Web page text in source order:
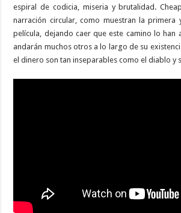
espiral de codicia, miseria y brutalidad.
narración circular, como muestran la primera
película, dejando caer que este camino lo han
andarán muchos otros a lo largo de su
el dinero son tan inseparables como el diablo y